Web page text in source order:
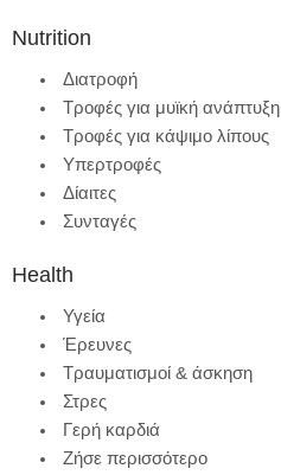
Nutrition
Διατροφή
Τροφές για μυϊκή ανάπτυξη
Τροφές για κάψιμο λίπους
Υπερτροφές
Δίαιτες
Συνταγές
Health
Υγεία
Έρευνες
Τραυματισμοί & άσκηση
Στρες
Γερή καρδιά
Ζήσε περισσότερο